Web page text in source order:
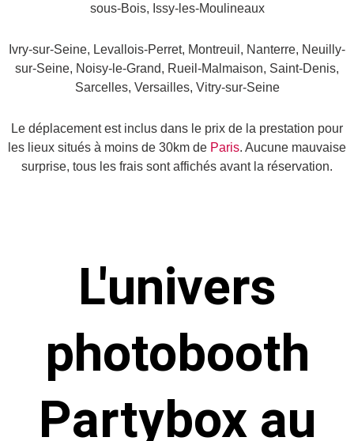
sous-Bois, Issy-les-Moulineaux
Ivry-sur-Seine, Levallois-Perret, Montreuil, Nanterre, Neuilly-
sur-Seine, Noisy-le-Grand, Rueil-Malmaison, Saint-Denis,
Sarcelles, Versailles, Vitry-sur-Seine
Le déplacement est inclus dans le prix de la prestation pour
les lieux situés à moins de 30km de Paris. Aucune mauvaise
surprise, tous les frais sont affichés avant la réservation.
L'univers
photobooth
Partybox au